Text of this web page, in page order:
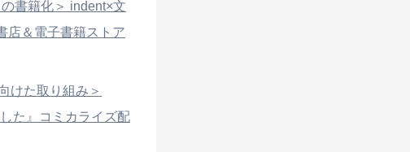
書籍化＞ indent×文
店＆電子書籍ストア
けた取り組み＞
た』コミカライズ配